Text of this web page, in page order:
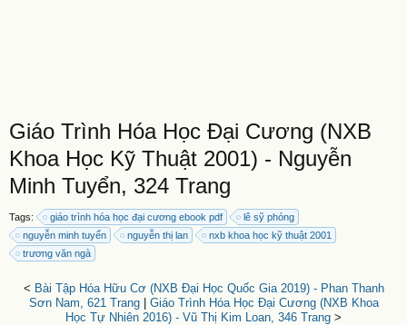
Giáo Trình Hóa Học Đại Cương (NXB
Khoa Học Kỹ Thuật 2001) - Nguyễn
Minh Tuyển, 324 Trang
Tags: giáo trình hóa học đại cương ebook pdf
lê sỹ phóng
nguyễn minh tuyển
nguyễn thị lan
nxb khoa học kỹ thuật 2001
trương văn ngà
< Bài Tập Hóa Hữu Cơ (NXB Đại Học Quốc Gia 2019) - Phan Thanh
Sơn Nam, 621 Trang| Giáo Trình Hóa Học Đại Cương (NXB Khoa
Học Tự Nhiên 2016) - Vũ Thị Kim Loan, 346 Trang >